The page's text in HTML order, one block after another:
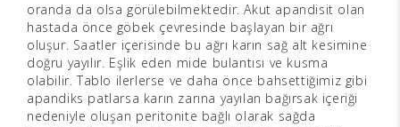
oranda da olsa görülebilmektedir. Akut apandisit olan
hastada önce göbek çevresinde başlayan bir ağrı
oluşur. Saatler içerisinde bu ağrı karın sağ alt kesimine
doğru yayılır. Eşlik eden mide bulantısı ve kusma
olabilir. Tablo ilerlerse ve daha önce bahsettiğimiz gibi
apandiks patlarsa karın zarına yayılan bağırsak içeriği
nedeniyle oluşan peritonite bağlı olarak sağda